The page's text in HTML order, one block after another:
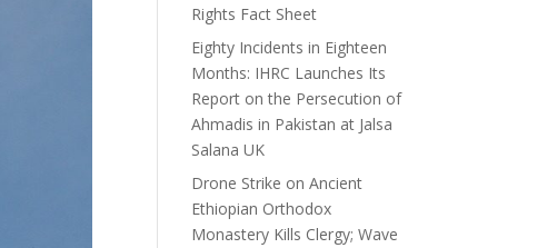
Rights Fact Sheet
Eighty Incidents in Eighteen
Months: IHRC Launches Its
Report on the Persecution of
Ahmadis in Pakistan at Jalsa
Salana UK
Drone Strike on Ancient
Ethiopian Orthodox
Monastery Kills Clergy; Wave